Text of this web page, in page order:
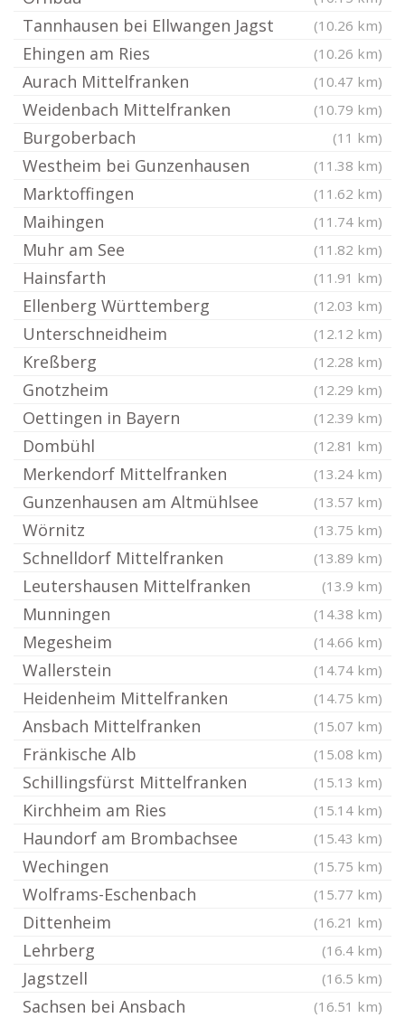
Tannhausen bei Ellwangen Jagst (10.26 km)
Ehingen am Ries (10.26 km)
Aurach Mittelfranken (10.47 km)
Weidenbach Mittelfranken (10.79 km)
Burgoberbach (11 km)
Westheim bei Gunzenhausen (11.38 km)
Marktoffingen (11.62 km)
Maihingen (11.74 km)
Muhr am See (11.82 km)
Hainsfarth (11.91 km)
Ellenberg Württemberg (12.03 km)
Unterschneidheim (12.12 km)
Kreßberg (12.28 km)
Gnotzheim (12.29 km)
Oettingen in Bayern (12.39 km)
Dombühl (12.81 km)
Merkendorf Mittelfranken (13.24 km)
Gunzenhausen am Altmühlsee (13.57 km)
Wörnitz (13.75 km)
Schnelldorf Mittelfranken (13.89 km)
Leutershausen Mittelfranken (13.9 km)
Munningen (14.38 km)
Megesheim (14.66 km)
Wallerstein (14.74 km)
Heidenheim Mittelfranken (14.75 km)
Ansbach Mittelfranken (15.07 km)
Fränkische Alb (15.08 km)
Schillingsfürst Mittelfranken (15.13 km)
Kirchheim am Ries (15.14 km)
Haundorf am Brombachsee (15.43 km)
Wechingen (15.75 km)
Wolframs-Eschenbach (15.77 km)
Dittenheim (16.21 km)
Lehrberg (16.4 km)
Jagstzell (16.5 km)
Sachsen bei Ansbach (16.51 km)